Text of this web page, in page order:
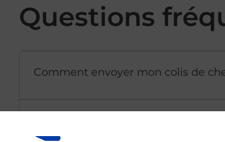
Questions
Comment envoyer mon colis de